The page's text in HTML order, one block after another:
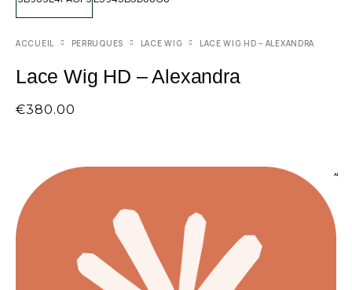
ACCUEIL PERRUQUES LACE WIG LACE WIG HD – ALEXANDRA
Lace Wig HD – Alexandra
€380.00
AI